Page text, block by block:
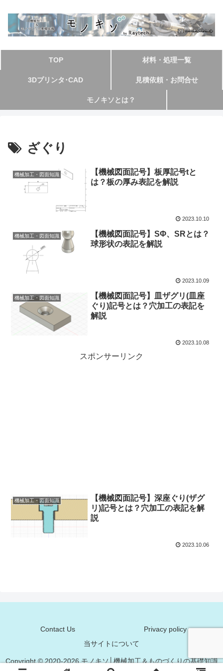
TOP 材料・処理一覧
3Dプリンタ･CAD 見積依頼・お問合せ
モノキソとは？
ざぐり
機械加工・図面知識
【機械図面記号】板厚記号tと
は？板の厚み表記を解説
2023.10.10
機械加工・図面知識
【機械図面記号】SΦ、SRとは？
球形状の表記を解説
2023.10.09
機械加工・図面知識
【機械図面記号】皿ザグリ(皿座
ぐり)記号とは？穴加工の表記を
解説
2023.10.08
スポンサーリンク
機械加工・図面知識
【機械図面記号】深座ぐり(ザグ
リ)記号とは？穴加工の表記を解
説
2023.10.06
Contact Us
Privacy policy
当サイトについて
Copyright © 2020-2026 モノキソ│機械加工＆ものづくりの基礎知識